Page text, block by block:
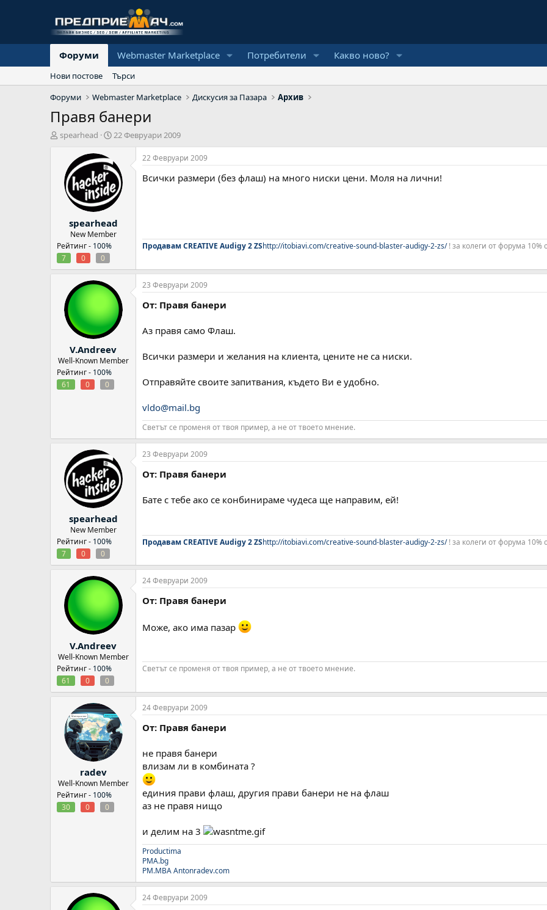
Форуми Webmaster Marketplace Потребители Какво ново?
Нови постове
Търси
Форуми
Webmaster Marketplace Дискусия за Пазара Архив
Правя банери
А
spearhead
Н
а
л
н
а
а
т
22 Февруари 2009
spearhead
New Member
Рейтинг - 100%
7
0 0
22 Февруари 2009
Всички размери (без флаш) на много ниски цени. Моля на лични!
Продавам CREATIVE Audigy 2 ZShttp://itobiavi.com/creative-sound-blaster-audigy-2-zs/! за колеги от форума 10%
V.Andreev
Well-Known Member
Рейтинг - 100%
61
0 0
23 Февруари 2009
От: Правя банери
Аз правя само Флаш.
Всички размери и желания на клиента, цените не са ниски.
Отправяйте своите запитвания, където Ви е удобно.
vldo@mail.bg
Светът се променя от твоя пример, а не от твоето мнение.
spearhead
New Member
Рейтинг - 100%
7
0 0
23 Февруари 2009
От: Правя банери
Бате с тебе ако се конбинираме чудеса ще направим, ей!
Продавам CREATIVE Audigy 2 ZShttp://itobiavi.com/creative-sound-blaster-audigy-2-zs/! за колеги от форума 10%
V.Andreev
Well-Known Member
Рейтинг - 100%
61
0 0
24 Февруари 2009
От: Правя банери
Може, ако има пазар
Светът се променя от твоя пример, а не от твоето мнение.
radev
Well-Known Member
Рейтинг - 100%
30
0 0
24 Февруари 2009
От: Правя банери
не правя банери
влизам ли в комбината ?
единия прави флаш, другия прави банери не на флаш
аз не правя нищо
и делим на 3
Productima
PMA.bg
PM.MBAAntonradev.com
24 Февруари 2009